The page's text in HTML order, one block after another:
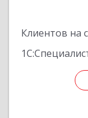
Клиентов на